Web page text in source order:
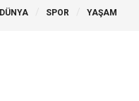
DÜNYA SPOR
YAŞAM